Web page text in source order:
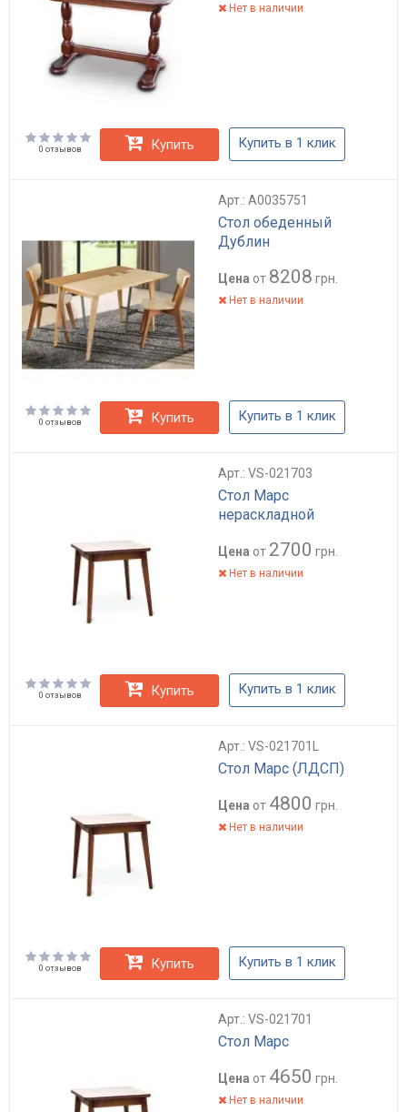
Нет в наличии
0 отзывов Купить Купить в 1 клик
Арт.: А0035751
Стол обеденный
Дублин
Цена от 8208 грн.
Нет в наличии
0 отзывов Купить Купить в 1 клик
Арт.: VS-021703
Стол Марс
нераскладной
Цена от 2700 грн.
Нет в наличии
0 отзывов Купить Купить в 1 клик
Арт.: VS-021701L
Стол Марс (ЛДСП)
Цена от 4800 грн.
Нет в наличии
0 отзывов Купить Купить в 1 клик
Арт.: VS-021701
Стол Марс
Цена от 4650 грн.
Нет в наличии